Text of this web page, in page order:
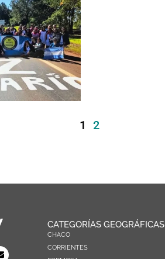
1 2
CATEGORÍAS GEOGRÁFICAS
CHACO
CORRIENTES